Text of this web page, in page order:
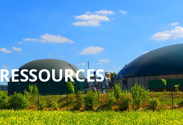
RESSOURCES